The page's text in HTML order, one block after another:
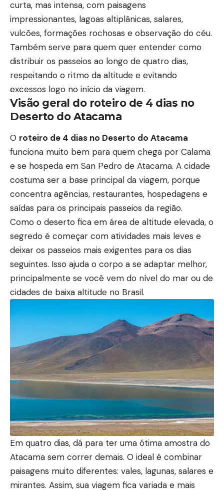
curta, mas intensa, com paisagens
impressionantes, lagoas altiplânicas, salares,
vulcões, formações rochosas e observação do céu.
Também serve para quem quer entender como
distribuir os passeios ao longo de quatro dias,
respeitando o ritmo da altitude e evitando
excessos logo no início da viagem.
Visão geral do roteiro de 4 dias no
Deserto do Atacama
O roteiro de 4 dias no Deserto do Atacama
funciona muito bem para quem chega por Calama
e se hospeda em San Pedro de Atacama. A cidade
costuma ser a base principal da viagem, porque
concentra agências, restaurantes, hospedagens e
saídas para os principais passeios da região.
Como o deserto fica em área de altitude elevada, o
segredo é começar com atividades mais leves e
deixar os passeios mais exigentes para os dias
seguintes. Isso ajuda o corpo a se adaptar melhor,
principalmente se você vem do nível do mar ou de
cidades de baixa altitude no Brasil.
Em quatro dias, dá para ter uma ótima amostra do
Atacama sem correr demais. O ideal é combinar
paisagens muito diferentes: vales, lagunas, salares e
mirantes. Assim, sua viagem fica variada e mais